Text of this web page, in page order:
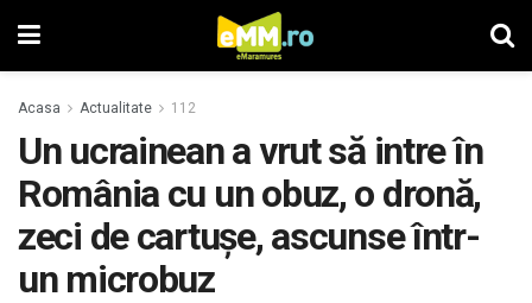
Acasa Actualitate 112
Un ucrainean a vrut să intre în
România cu un obuz, o dronă,
zeci de cartușe, ascunse într-
un microbuz